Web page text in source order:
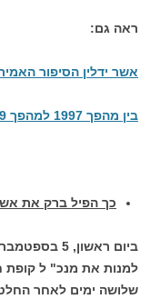
ראה גם:
אשר ידלין הסיפור
בין מהפך 1997 למהפך 2009
כך הפיל ברק את
למנות את מנכ" ל קופת
שלושה ימים לאחר